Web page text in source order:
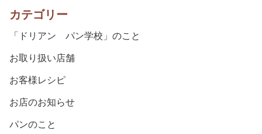
カテゴリー
「ドリアン パン学校」のこと
お取り扱い店舗
お客様レシピ
お店のお知らせ
パンのこと